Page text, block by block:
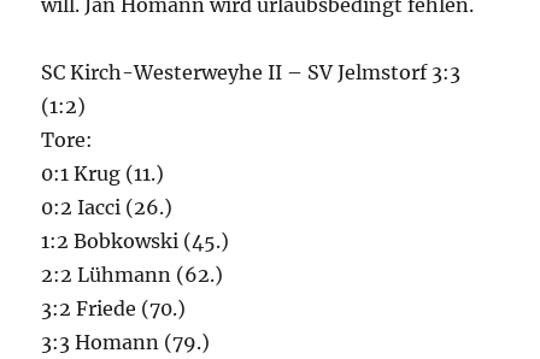
SC Kirch-Westerweyhe II – SV Jelmstorf 3:3
(1:2)
Tore:
0:1 Krug (11.)
0:2 Iacci (26.)
1:2 Bobkowski (45.)
2:2 Lühmann (62.)
3:2 Friede (70.)
3:3 Homann (79.)